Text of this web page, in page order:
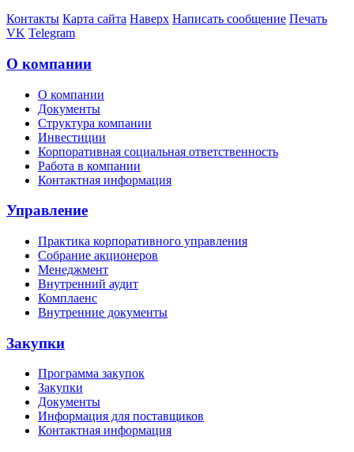
Контакты Карта сайта Наверх Написать сообщение Печать
VK Telegram
О компании
О компании
Документы
Структура компании
Инвестиции
Корпоративная социальная ответственность
Работа в компании
Контактная информация
Управление
Практика корпоративного управления
Собрание акционеров
Менеджмент
Внутренний аудит
Комплаенс
Внутренние документы
Закупки
Программа закупок
Закупки
Документы
Информация для поставщиков
Контактная информация